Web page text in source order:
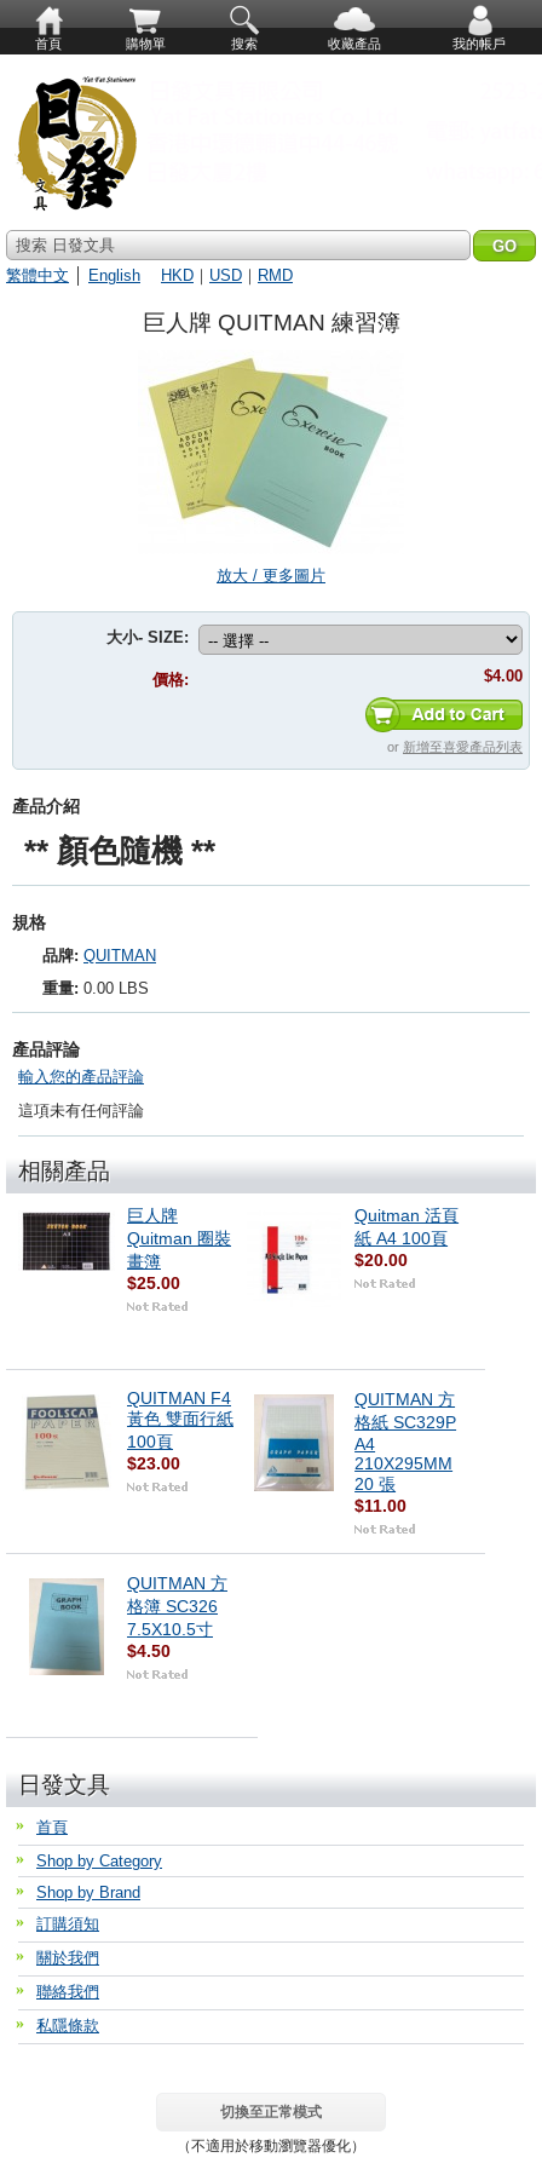
首頁 購物單 搜索 收藏產品 我的帳戶
搜索 日發文具
繁體中文
English HKD ｜ USD ｜ RMD
巨人牌 QUITMAN 練習簿
放大 / 更多圖片
大小- SIZE:
價格: $4.00
or 新增至喜愛產品列表
產品介紹
** 顏色隨機 **
規格
品牌: QUITMAN
重量: 0.00 LBS
產品評論
輸入您的產品評論
這項未有任何評論
相關產品
巨人牌
Quitman 圈裝
畫簿
$25.00
Quitman 活頁
紙 A4 100頁
$20.00
QUITMAN F4
黃色 雙面行紙
100頁
$23.00
QUITMAN 方
格紙 SC329P
A4
210X295MM
20 張
$11.00
QUITMAN 方
格簿 SC326
7.5X10.5寸
$4.50
日發文具
首頁
Shop by Category
Shop by Brand
訂購須知
關於我們
聯絡我們
私隱條款
切換至正常模式
（不適用於移動瀏覽器優化）